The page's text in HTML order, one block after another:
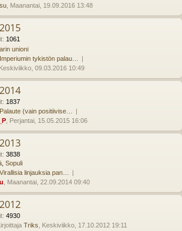
, Maanantai, 19.09.2016 13:48
: 1061
unioni
tykistön palau…
Keskiviikko, 09.03.2016 10:49
: 1837
(vain positiivise…
, Perjantai, 15.05.2015 16:06
: 3838
Sopuli
linjauksia pan…
, Maanantai, 22.09.2014 09:40
: 4930
Triks , Keskiviikko, 17.10.2012 19:11